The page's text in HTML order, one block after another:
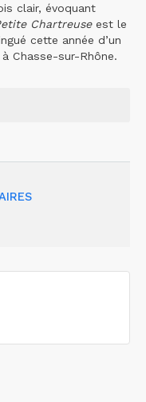
clair, évoquant
Chartreuseest le
cette année d’un
Chasse-sur-Rhône.